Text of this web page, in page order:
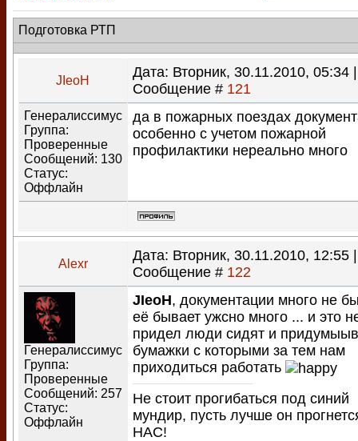
Подготовка РТП
JIeoH
Дата: Вторник, 30.11.2010, 05:34 |
Сообщение # 121
Генералиссимус
Группа:
Проверенные
Сообщений: 130
Статус:
Оффлайн
да в пожарных поездах
особенно с учетом пожарной
профилактики нереально много
Alexr
Дата: Вторник, 30.11.2010, 12:55 |
Сообщение # 122
Генералиссимус
Группа:
Проверенные
Сообщений: 257
Статус:
Оффлайн
JIeoH, документации много не
её бывает ужсно много ... и это
придел люди сидят и
бумажки с которыми за тем нам
приходиться работать
Не стоит прогибаться под синий
мундир, пусть лучше он
НАС!